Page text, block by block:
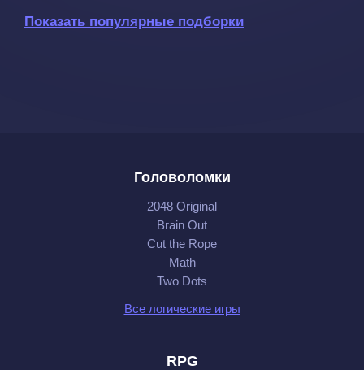
Показать популярные подборки
Головоломки
2048 Original
Brain Out
Cut the Rope
Math
Two Dots
Все логические игры
RPG